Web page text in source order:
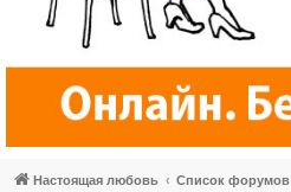
Настоящая любовь Список форумов